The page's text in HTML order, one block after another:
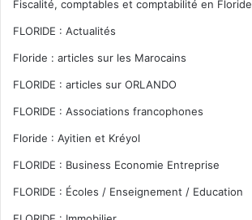
Fiscalité, comptables et comptabilité en Floride
FLORIDE : Actualités
Floride : articles sur les Marocains
FLORIDE : articles sur ORLANDO
FLORIDE : Associations francophones
Floride : Ayitien et Kréyol
FLORIDE : Business Economie Entreprise
FLORIDE : Écoles / Enseignement / Education